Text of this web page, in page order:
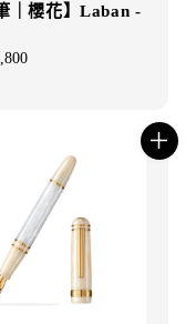
｜櫻花】Laban -